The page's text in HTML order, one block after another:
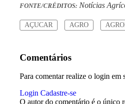
FONTE/CRÉDITOS: Notícias
AÇUCAR AGRO
Comentários
Para comentar realize o login em
Login Cadastre-se
O autor do comentário é o único